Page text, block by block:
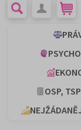
OSP,